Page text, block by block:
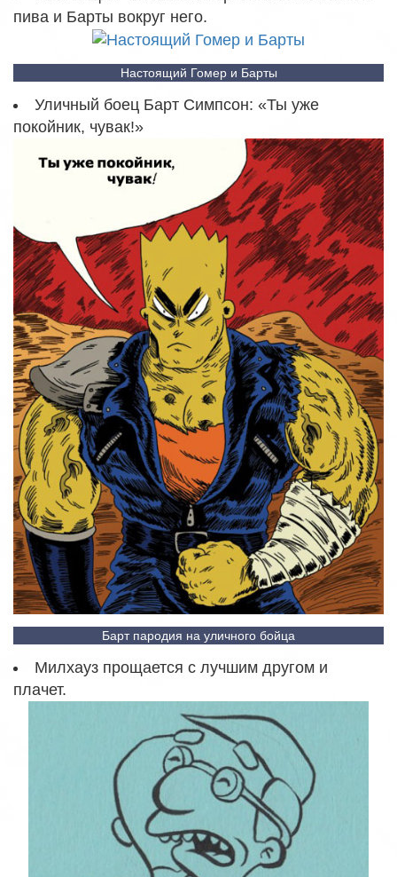
пива и Барты вокруг него.
Настоящий Гомер и Барты
Уличный боец Барт Симпсон: «Ты уже
покойник, чувак!»
Барт пародия на уличного бойца
Милхауз прощается с лучшим другом и
плачет.